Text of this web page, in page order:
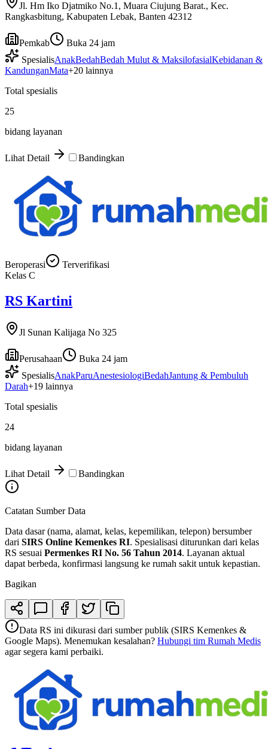
Jl. Hm Iko Djatmiko No.1, Muara Ciujung Barat., Kec.
Rangkasbitung, Kabupaten Lebak, Banten 42312
Pemkab
Buka 24 jam
SpesialisAnakBedahBedah Mulut & MaksilofasialKebidanan &
KandunganMata+20 lainnya
Total spesialis
25
bidang layanan
Lihat Detail Bandingkan
Beroperasi
Terverifikasi
Kelas C
RS Kartini
Jl Sunan Kalijaga No 325
Perusahaan
Buka 24 jam
SpesialisAnakParuAnestesiologiBedahJantung & Pembuluh
Darah+19 lainnya
Total spesialis
24
bidang layanan
Lihat Detail Bandingkan
Catatan Sumber Data
Data dasar (nama, alamat, kelas, kepemilikan, telepon) bersumber
dari SIRS Online Kemenkes RI. Spesialisasi diturunkan dari kelas
RS sesuai Permenkes RI No. 56 Tahun 2014. Layanan aktual
dapat berbeda, konfirmasi langsung ke rumah sakit untuk kepastian.
Bagikan
Data RS ini dikurasi dari sumber publik (SIRS Kemenkes &
Google Maps). Menemukan kesalahan? Hubungi tim Rumah Medis
agar segera kami perbaiki.